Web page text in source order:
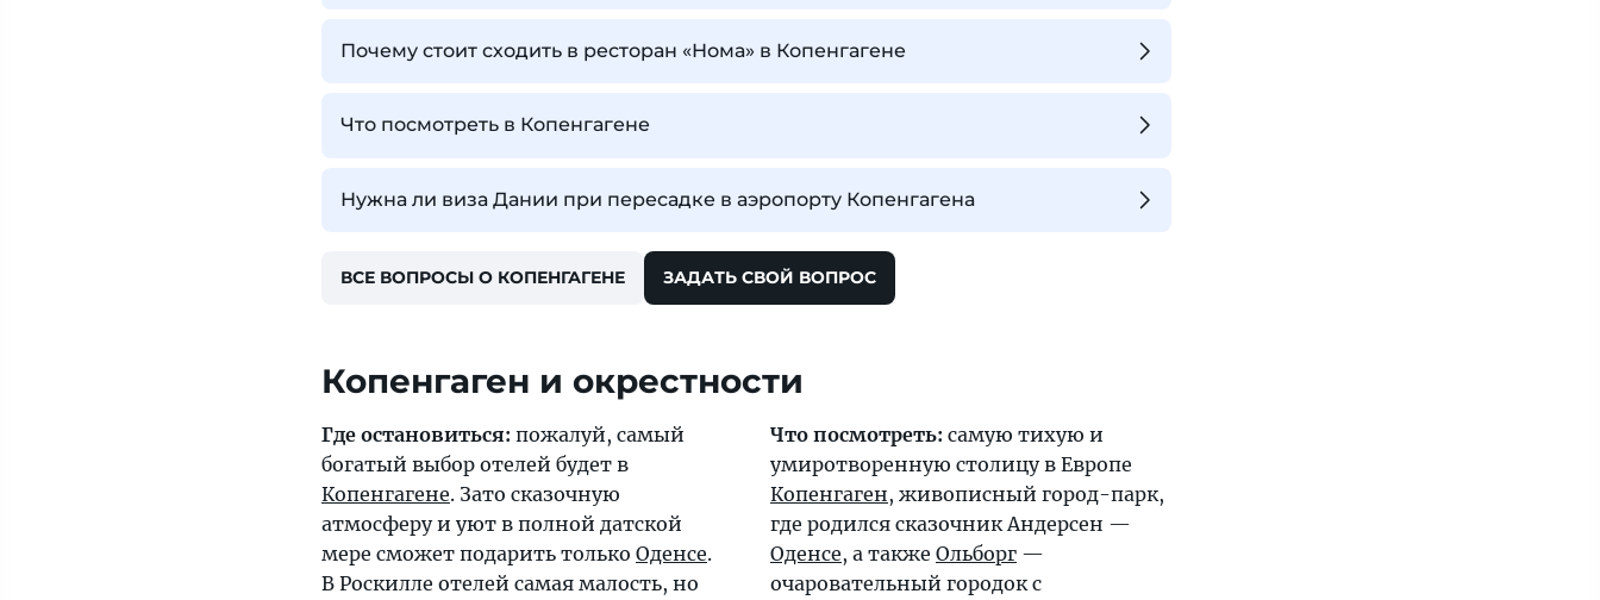
Почему стоит сходить в ресторан «Нома» в Копенгагене
Что посмотреть в Копенгагене
Нужна ли виза Дании при пересадке в аэропорту Копенгагена
ВСЕ ВОПРОСЫ О КОПЕНГАГЕНЕ ЗАДАТЬ СВОЙ ВОПРОС
Копенгаген и окрестности
Где остановиться: пожалуй, самый
богатый выбор отелей будет в
Копенгагене. Зато сказочную
атмосферу и уют в полной датской
мере сможет подарить только Оденсе.
В Роскилле отелей самая малость, но
Что посмотреть: самую тихую и
умиротворенную столицу в Европе
Копенгаген, живописный город-парк,
где родился сказочник Андерсен —
Оденсе, а также Ольборг —
очаровательный городок с